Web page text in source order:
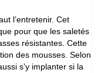
l’entretenir. Cet
pour que les saletés
résistantes. Cette
des mousses. Selon
s’y implanter si la